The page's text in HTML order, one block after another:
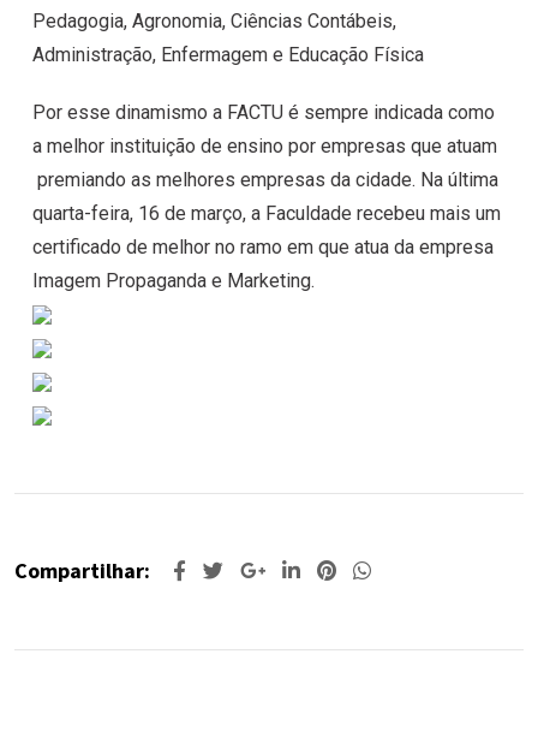
Pedagogia, Agronomia, Ciências Contábeis,
Administração, Enfermagem e Educação Física
Por esse dinamismo a FACTU é sempre indicada como
a melhor instituição de ensino por empresas que atuam
premiando as melhores empresas da cidade. Na última
quarta-feira, 16 de março, a Faculdade recebeu mais um
certificado de melhor no ramo em que atua da empresa
Imagem Propaganda e Marketing.
Compartilhar: